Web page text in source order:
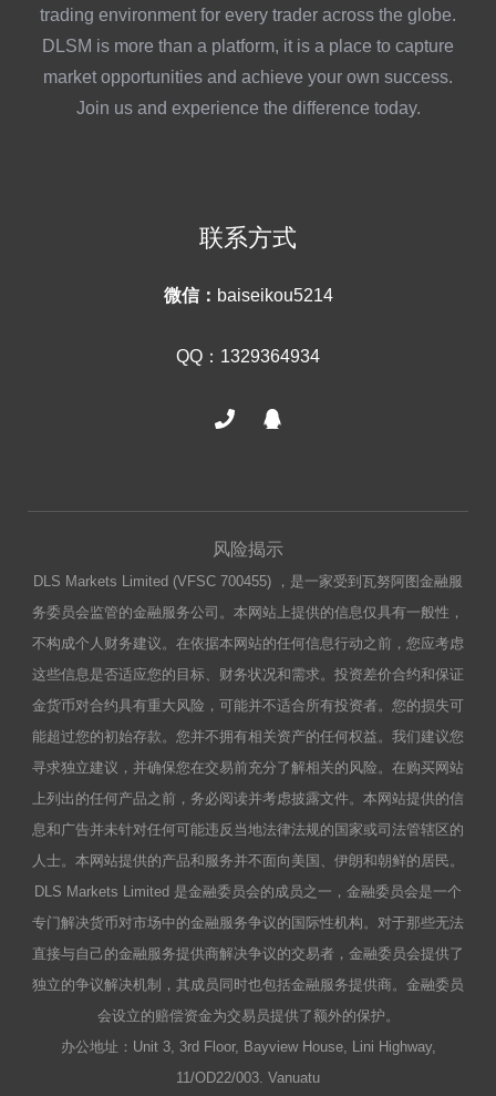
trading environment for every trader across the globe.
DLSM is more than a platform, it is a place to capture
market opportunities and achieve your own success.
Join us and experience the difference today.
联系方式
微信： baiseikou5214
QQ：1329364934
风险揭示
DLS Markets Limited (VFSC 700455) ，是一家受到瓦努阿图金融服
务委员会监管的金融服务公司。本网站上提供的信息仅具有一般性，
不构成个人财务建议。在依据本网站的任何信息行动之前，您应考虑
这些信息是否适应您的目标、财务状况和需求。投资差价合约和保证
金货币对合约具有重大风险，可能并不适合所有投资者。您的损失可
能超过您的初始存款。您并不拥有相关资产的任何权益。我们建议您
寻求独立建议，并确保您在交易前充分了解相关的风险。在购买网站
上列出的任何产品之前，务必阅读并考虑披露文件。本网站提供的信
息和广告并未针对任何可能违反当地法律法规的国家或司法管辖区的
人士。本网站提供的产品和服务并不面向美国、伊朗和朝鲜的居民。
DLS Markets Limited 是金融委员会的成员之一，金融委员会是一个
专门解决货币对市场中的金融服务争议的国际性机构。对于那些无法
直接与自己的金融服务提供商解决争议的交易者，金融委员会提供了
独立的争议解决机制，其成员同时也包括金融服务提供商。金融委员
会设立的赔偿资金为交易员提供了额外的保护。
办公地址：Unit 3, 3rd Floor, Bayview House, Lini Highway,
11/OD22/003. Vanuatu